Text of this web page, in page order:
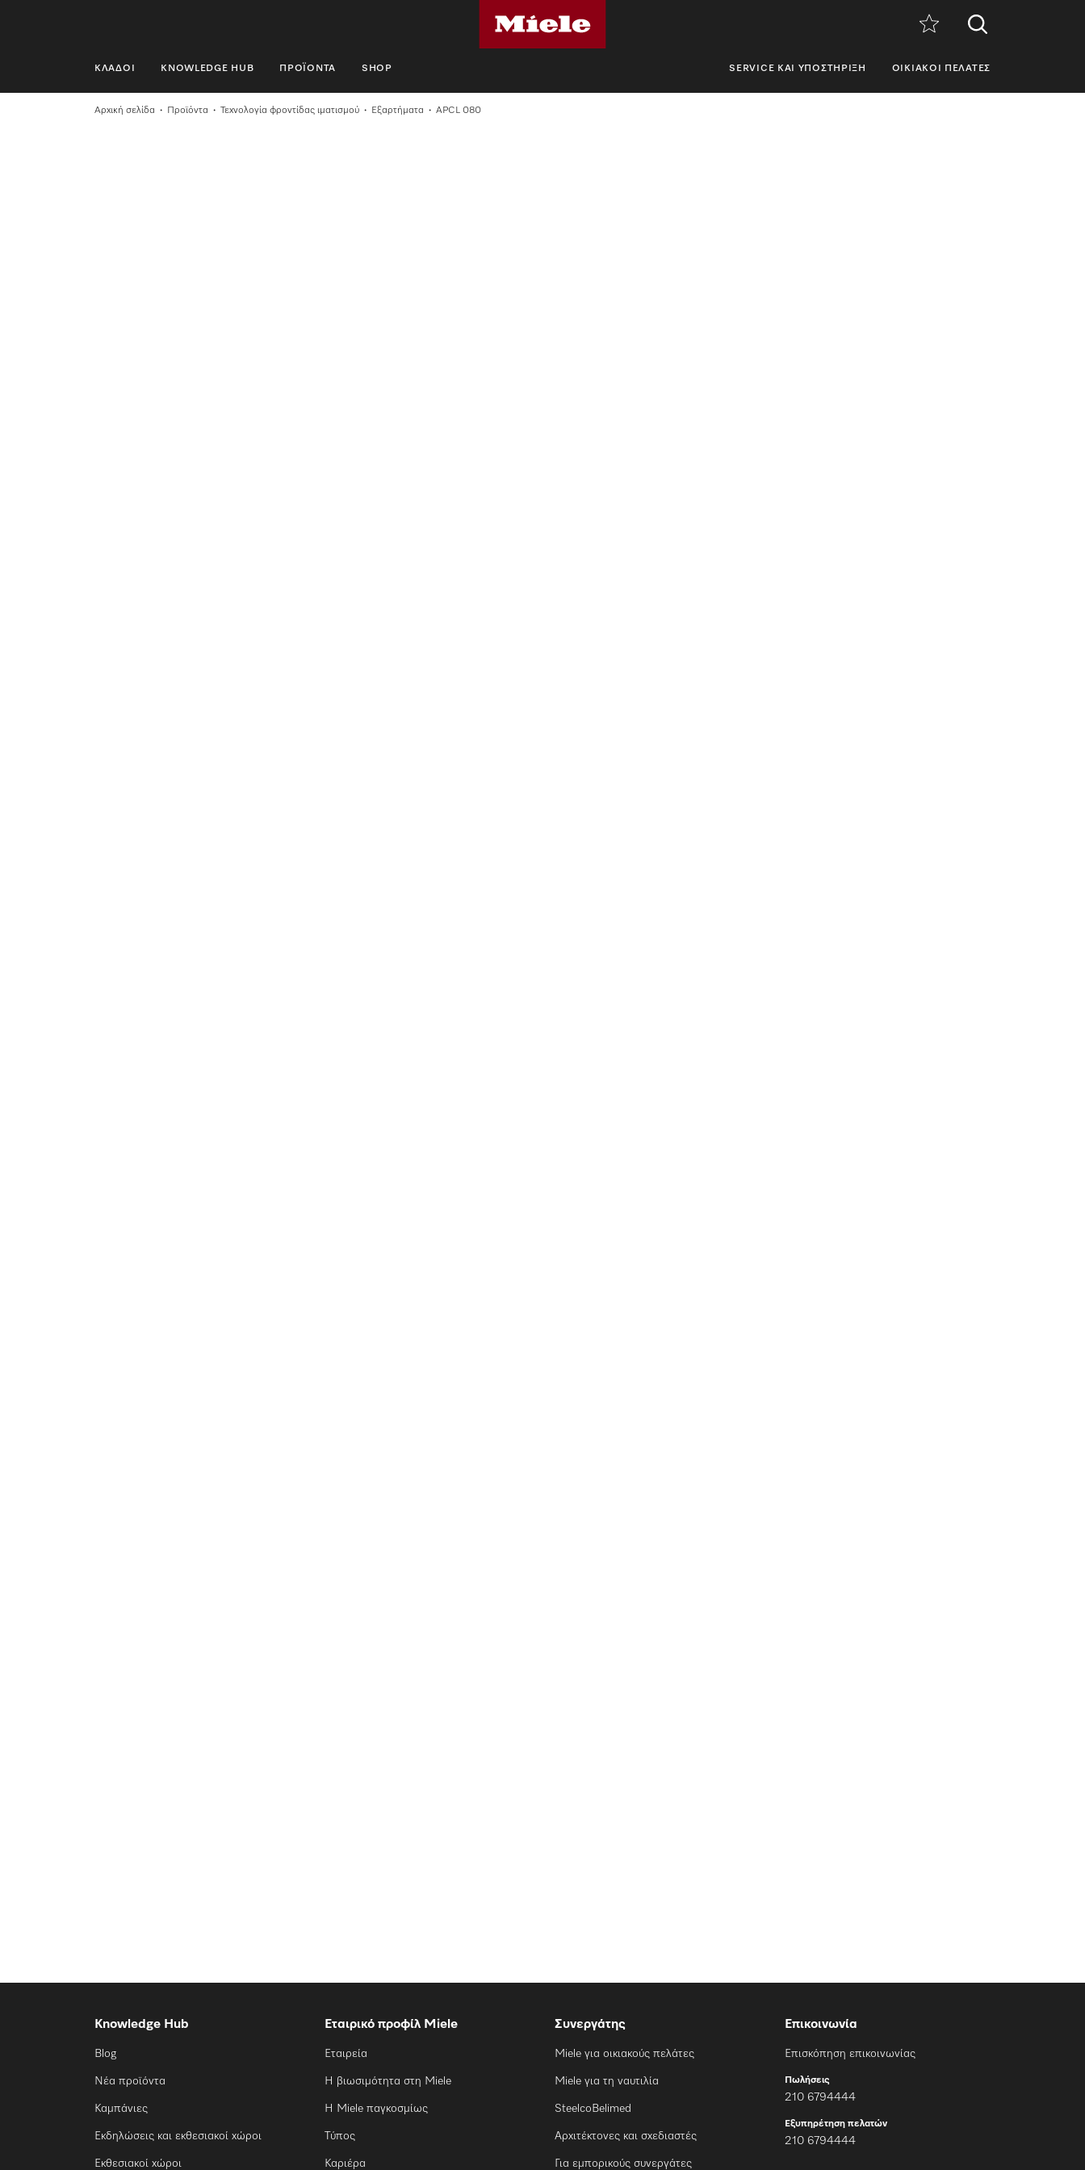
ΚΛΆΔΟΙ KNOWLEDGE HUB ΠΡΟΪΌΝΤΑ SHOP SERVICE ΚΑΙ ΥΠΟΣΤΉΡΙΞΗ ΟΙΚΙΑΚΟΊ ΠΕΛΆΤΕΣ
ΚΛΆΔΟΙ
Αρχική σελίδα Προϊόντα Τεχνολογία φροντίδας ιματισμού Εξαρτήματα APCL 080
Knowledge Hub
Blog
Νέα προϊόντα
Καμπάνιες
Εκδηλώσεις και εκθεσιακοί χώροι
Εκθεσιακοί χώροι
Εταιρικό προφίλ Miele
Εταιρεία
Η βιωσιμότητα στη Miele
Η Miele παγκοσμίως
Τύπος
Καριέρα
Συνεργάτης
Miele για οικιακούς πελάτες
Miele για τη ναυτιλία
SteelcoBelimed
Αρχιτέκτονες και σχεδιαστές
Για εμπορικούς συνεργάτες
Επικοινωνία
Επισκόπηση επικοινωνίας
Πωλήσεις
210 6794444
Εξυπηρέτηση πελατών
210 6794444